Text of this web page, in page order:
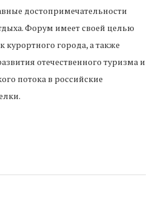
достопримечательности
Форум имеет своей целью
города, а также
отечественного туризма и
потока в российские